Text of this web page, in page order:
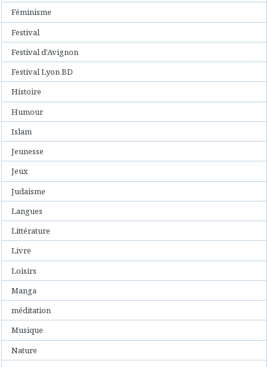
Féminisme
Festival
Festival d'Avignon
Festival Lyon BD
Histoire
Humour
Islam
Jeunesse
Jeux
Judaisme
Langues
Littérature
Livre
Loisirs
Manga
méditation
Musique
Nature